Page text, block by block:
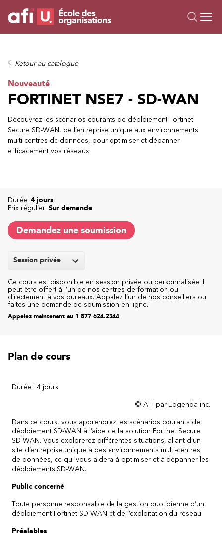
Formations
Campus IA
Sur mesure
À propos
Ressources
Retour au catalogue
Nouveauté
FORTINET NSE7 - SD-WAN
Découvrez les scénarios courants de déploiement Fortinet
Secure SD-WAN, de l’entreprise unique aux environnements
multi-centres de données, pour optimiser et dépanner
efficacement vos réseaux.
Session privée
Ce cours est disponible en session privée ou personnalisée. Il
peut être offert à l’un de nos centres de formation ou
directement à vos bureaux. Appelez l’un de nos conseillers ou
faites une demande de soumission en ligne.
Appelez maintenant au 1 877 624.2344
Durée: 4 jours
Prix régulier: Sur demande
Demandez une soumission
Plan de cours
Durée : 4 jours
© AFI par Edgenda inc.
Dans ce cours, vous apprendrez les scénarios courants de
déploiement SD-WAN à l’aide de la solution Fortinet Secure
SD-WAN. Vous explorerez différentes situations, allant d’un
site d’entreprise unique à des environnements multi-centres
de données, ce qui vous aidera à optimiser et à dépanner les
déploiements SD-WAN.
Public concerné
Toute personne responsable de la gestion quotidienne d’un
déploiement Fortinet SD-WAN et de l’exploitation du réseau.
Préalables